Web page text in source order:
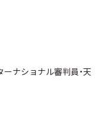
ナショナル審判員・天